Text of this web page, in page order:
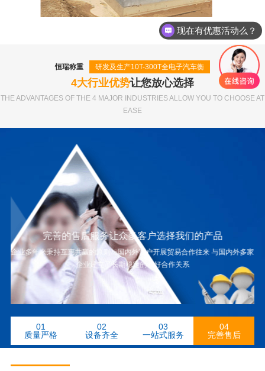
河南澎客纺织科技纺织产业园100吨地磅
恒瑞称重 研发及生产10T-300T全电子汽车衡
4大行业优势让您放心选择
THE ADVANTAGES OF THE 4 MAJOR INDUSTRIES ALLOW YOU TO CHOOSE AT
EASE
完善的售后服务让众多客户选择我们的产品
企业多年来秉持互惠共赢的原则与国内外客户开展贸易合作往来 与国内外多家
企业建立了长期稳定的友好合作关系
01
质量严格
02
设备齐全
03
一站式服务
04
完善售后
现在有优惠活动么？